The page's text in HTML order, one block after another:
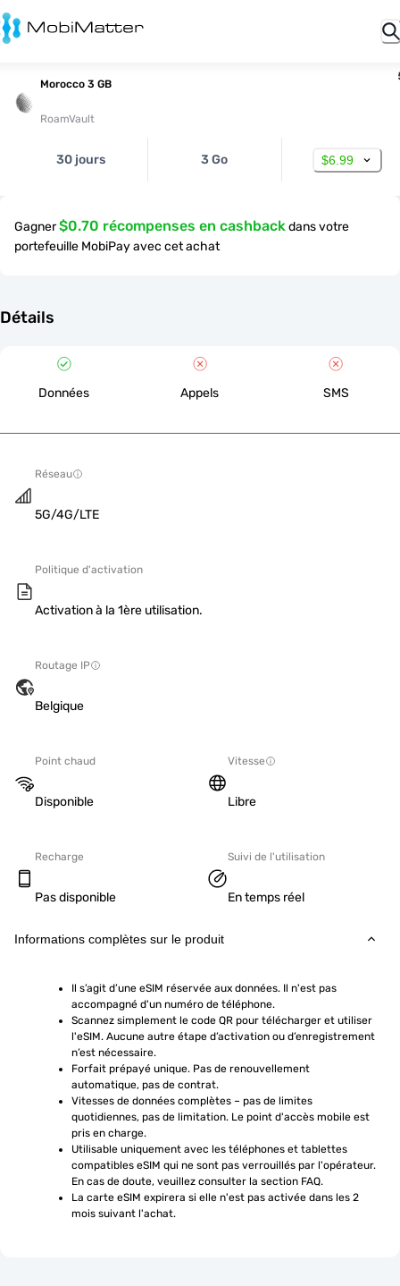
Morocco 3 GB
RoamVault
30 jours 3 Go $6.99
Gagner$0.70 récompenses en cashbackdans votre
portefeuille MobiPay avec cet achat
Détails
Données Appels SMS
Réseau
5G/4G/LTE
Politique d'activation
Activation à la 1ère utilisation.
Routage IP
Belgique
Point chaud
Disponible
Vitesse
Libre
Recharge
Pas disponible
Suivi de l'utilisation
En temps réel
Informations complètes sur le produit
Il s’agit d’une eSIM réservée aux données. Il n'est pas
accompagné d'un numéro de téléphone.
Scannez simplement le code QR pour télécharger et utiliser
l'eSIM. Aucune autre étape d’activation ou d’enregistrement
n’est nécessaire.
Forfait prépayé unique. Pas de renouvellement
automatique, pas de contrat.
Vitesses de données complètes – pas de limites
quotidiennes, pas de limitation. Le point d'accès mobile est
pris en charge.
Utilisable uniquement avec les téléphones et tablettes
compatibles eSIM qui ne sont pas verrouillés par l'opérateur.
En cas de doute, veuillez consulter la section FAQ.
La carte eSIM expirera si elle n'est pas activée dans les 2
mois suivant l'achat.